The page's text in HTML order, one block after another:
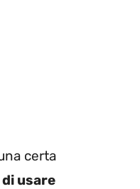
certa
usare